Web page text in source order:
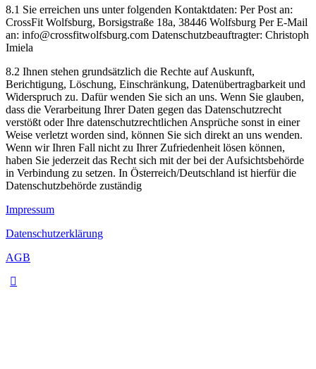
8.1 Sie erreichen uns unter folgenden Kontaktdaten: Per Post an:
CrossFit Wolfsburg, Borsigstraße 18a, 38446 Wolfsburg Per E-Mail
an: info@crossfitwolfsburg.com Datenschutzbeauftragter: Christoph
Imiela
8.2 Ihnen stehen grundsätzlich die Rechte auf Auskunft,
Berichtigung, Löschung, Einschränkung, Datenübertragbarkeit und
Widerspruch zu. Dafür wenden Sie sich an uns. Wenn Sie glauben,
dass die Verarbeitung Ihrer Daten gegen das Datenschutzrecht
verstößt oder Ihre datenschutzrechtlichen Ansprüche sonst in einer
Weise verletzt worden sind, können Sie sich direkt an uns wenden.
Wenn wir Ihren Fall nicht zu Ihrer Zufriedenheit lösen können,
haben Sie jederzeit das Recht sich mit der bei der Aufsichtsbehörde
in Verbindung zu setzen. In Österreich/Deutschland ist hierfür die
Datenschutzbehörde zuständig
Impressum
Datenschutzerklärung
AGB